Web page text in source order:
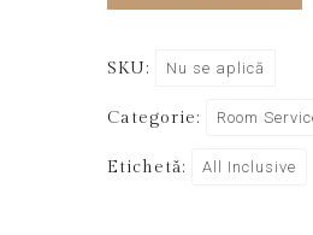
SKU: Nu se aplică
Categorie: Room
Etichetă: All Inclusive